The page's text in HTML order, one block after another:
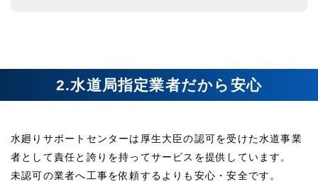
2.水道局指定業者だから安心
水廻りサポートセンターは厚生大臣の認可を受けた水道事業
者として責任と誇りを持ってサービスを提供しています。
未認可の業者へ工事を依頼するよりも安心・安全です。